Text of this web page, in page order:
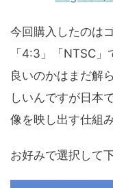
今回購入したのは
「4:3」「NTSC
良いのかはまだ解
しいんですが日本
像を映し出す仕組
お好みで選択して